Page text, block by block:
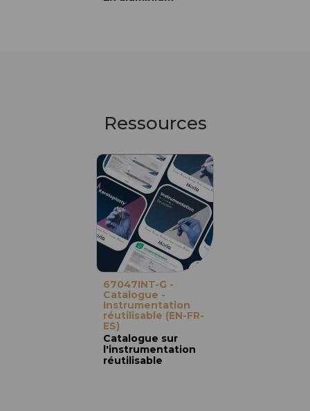
Ressources
67047INT-G -
Catalogue -
Instrumentation
réutilisable (EN-FR-
ES)
Catalogue sur
l'instrumentation
réutilisable